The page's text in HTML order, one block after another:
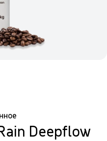
Deepflow